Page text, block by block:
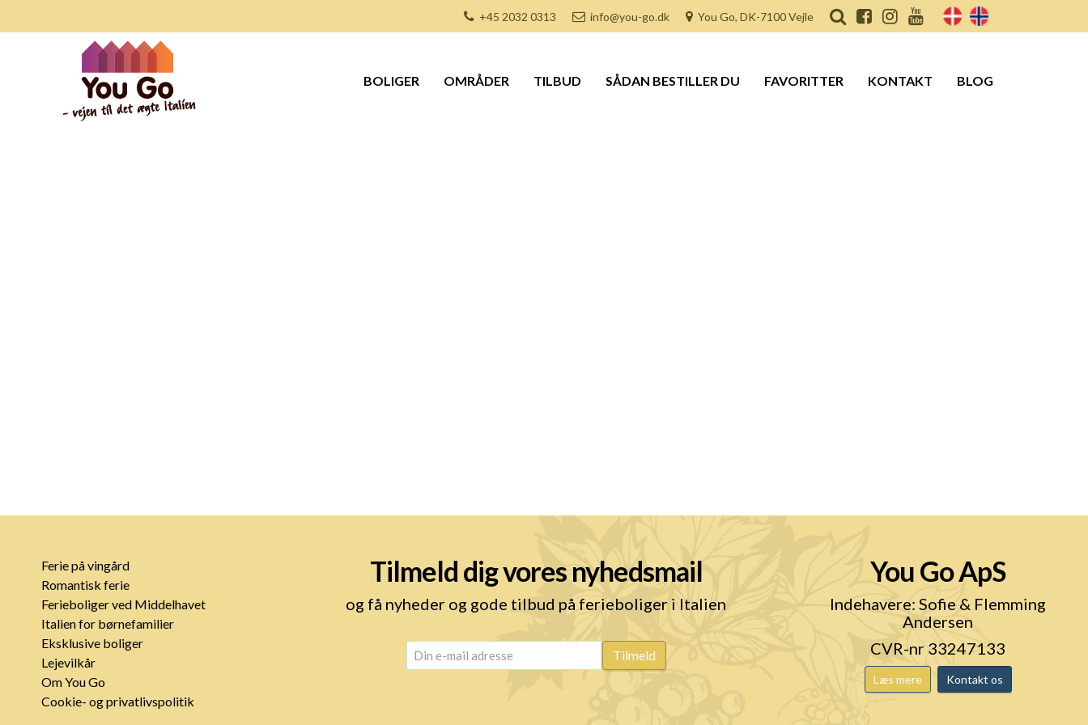
+45 2032 0313 info@you-go.dk You Go, DK-7100 Vejle
BOLIGER OMRÅDER TILBUD SÅDAN BESTILLER DU FAVORITTER KONTAKT BLOG
Ferie på vingård
Romantisk ferie
Ferieboliger ved Middelhavet
Italien for børnefamilier
Eksklusive boliger
Lejevilkår
Om You Go
Cookie- og privatlivspolitik
Tilmeld dig vores nyhedsmail
og få nyheder og gode tilbud på ferieboliger i Italien
email (Påkrævet) Tilmeld
You Go ApS
Indehavere: Sofie & Flemming
Andersen
CVR-nr 33247133
Læs mere Kontakt os